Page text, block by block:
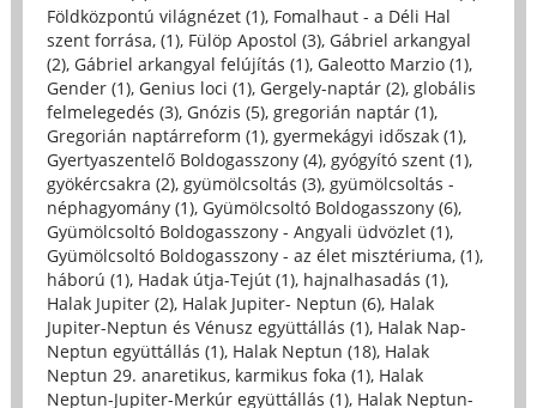
Földközpontú világnézet (1), Fomalhaut - a Déli Hal
szent forrása, (1), Fülöp Apostol (3), Gábriel arkangyal
(2), Gábriel arkangyal felújítás (1), Galeotto Marzio (1),
Gender (1), Genius loci (1), Gergely-naptár (2), globális
felmelegedés (3), Gnózis (5), gregorián naptár (1),
Gregorián naptárreform (1), gyermekágyi időszak (1),
Gyertyaszentelő Boldogasszony (4), gyógyító szent (1),
gyökércsakra (2), gyümölcsoltás (3), gyümölcsoltás -
néphagyomány (1), Gyümölcsoltó Boldogasszony (6),
Gyümölcsoltó Boldogasszony - Angyali üdvözlet (1),
Gyümölcsoltó Boldogasszony - az élet misztériuma, (1),
háború (1), Hadak útja-Tejút (1), hajnalhasadás (1),
Halak Jupiter (2), Halak Jupiter- Neptun (6), Halak
Jupiter-Neptun és Vénusz együttállás (1), Halak Nap-
Neptun együttállás (1), Halak Neptun (18), Halak
Neptun 29. anaretikus, karmikus foka (1), Halak
Neptun-Jupiter-Merkúr együttállás (1), Halak Neptun-